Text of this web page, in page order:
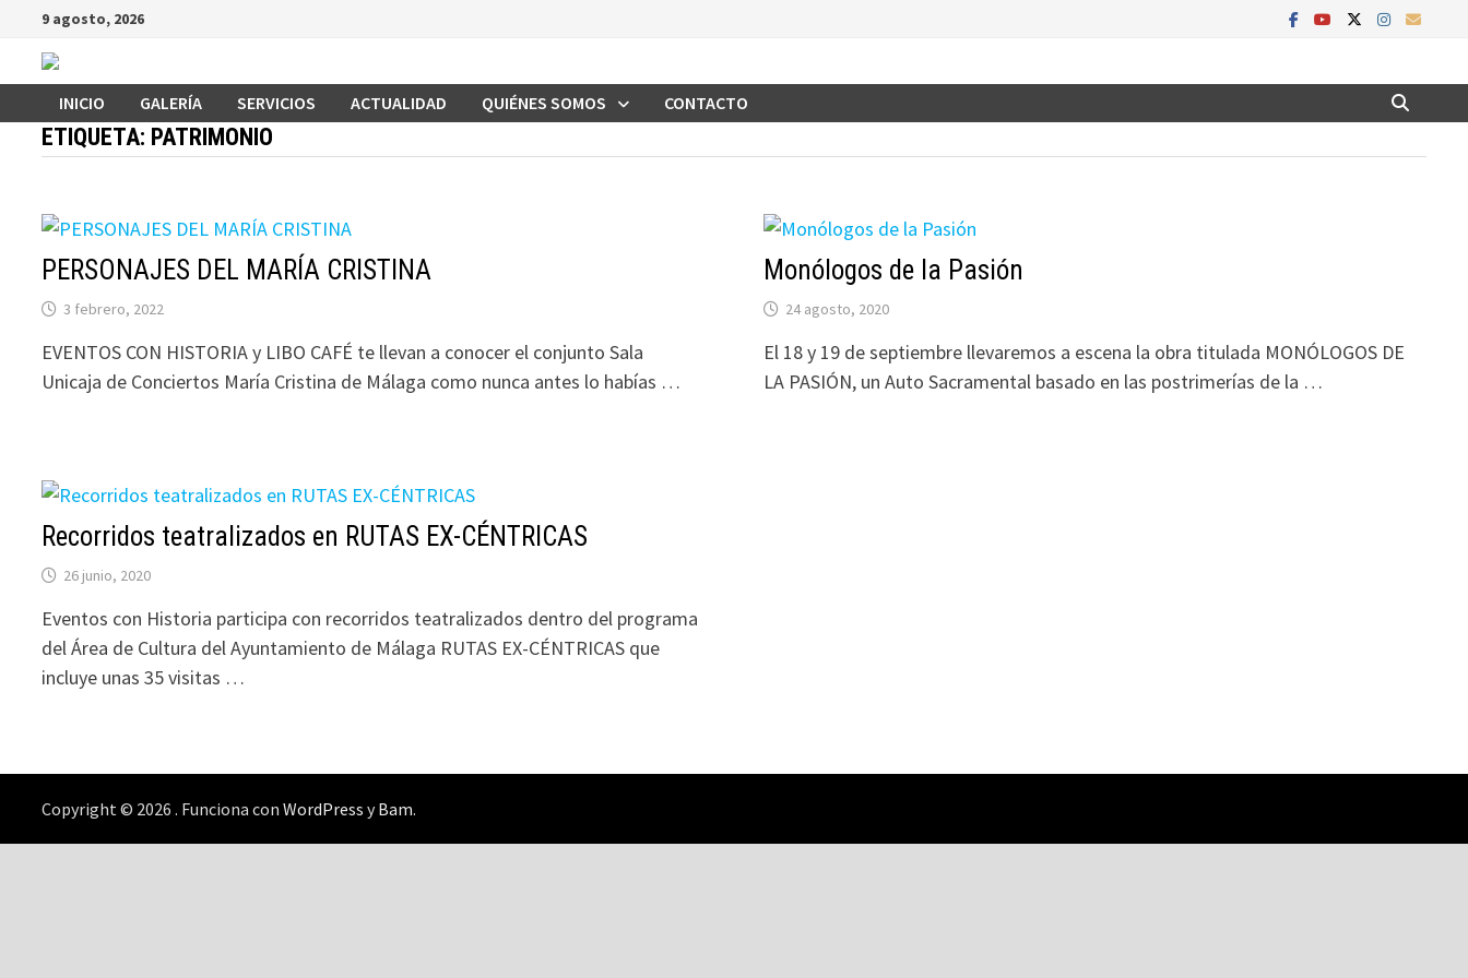
Saltar
contenido
9 agosto, 2026
INICIO GALERÍA SERVICIOS ACTUALIDAD QUIÉNES SOMOS CONTACTO
ETIQUETA: PATRIMONIO
PERSONAJES DEL MARÍA CRISTINA
3 febrero, 2022
EVENTOS CON HISTORIA y LIBO CAFÉ te llevan a conocer el conjunto Sala
Unicaja de Conciertos María Cristina de Málaga como nunca antes lo habías …
Monólogos de la Pasión
24 agosto, 2020
El 18 y 19 de septiembre llevaremos a escena la obra titulada MONÓLOGOS DE
LA PASIÓN, un Auto Sacramental basado en las postrimerías de la …
Recorridos teatralizados en RUTAS EX-CÉNTRICAS
26 junio, 2020
Eventos con Historia participa con recorridos teatralizados dentro del programa
del Área de Cultura del Ayuntamiento de Málaga RUTAS EX-CÉNTRICAS que
incluye unas 35 visitas …
Copyright © 2026. Funciona conWordPress yBam.